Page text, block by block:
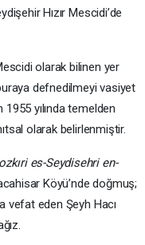
Hızır Mescidi’de
olarak bilinen yer
defnedilmeyi vasiyet
yılında temelden
olarak belirlenmiştir.
es-Seydisehri en-
Köyü’nde doğmuş;
vefat eden Şeyh Hacı